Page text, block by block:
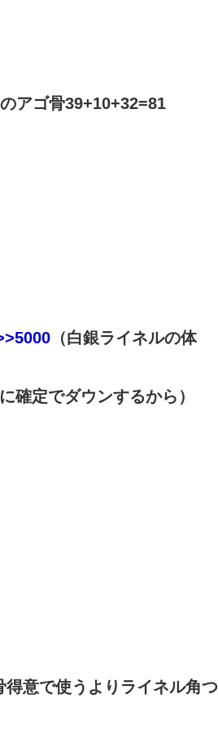
アゴ骨39+10+32=81
（白銀ライネルの体
確定でダウンするから）
意で使うよりライネル角つ